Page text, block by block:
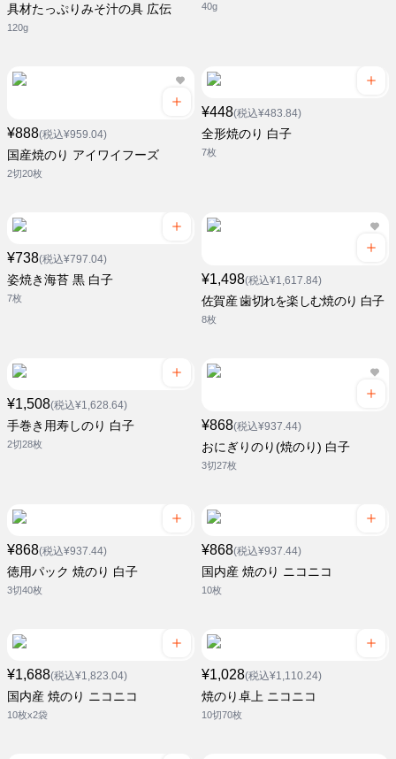
具材たっぷりみそ汁の具 広伝
120g
40g
¥888(税込¥959.04)
国産焼のり アイワイフーズ
2切20枚
¥448(税込¥483.84)
全形焼のり 白子
7枚
¥738(税込¥797.04)
姿焼き海苔 黒 白子
7枚
¥1,498(税込¥1,617.84)
佐賀産 歯切れを楽しむ焼のり 白子
8枚
¥1,508(税込¥1,628.64)
手巻き用寿しのり 白子
2切28枚
¥868(税込¥937.44)
おにぎりのり(焼のり) 白子
3切27枚
¥868(税込¥937.44)
徳用パック 焼のり 白子
3切40枚
¥868(税込¥937.44)
国内産 焼のり ニコニコ
10枚
¥1,688(税込¥1,823.04)
国内産 焼のり ニコニコ
10枚x2袋
¥1,028(税込¥1,110.24)
焼のり卓上 ニコニコ
10切70枚